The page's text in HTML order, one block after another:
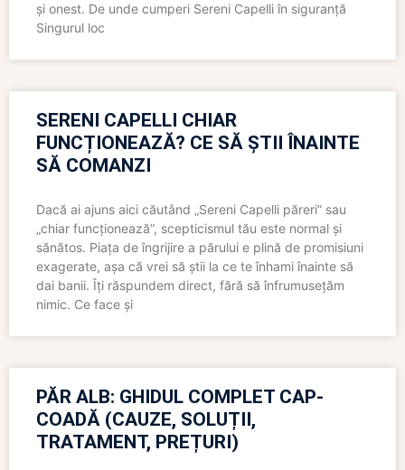
și onest. De unde cumperi Sereni Capelli în siguranță
Singurul loc
SERENI CAPELLI CHIAR
FUNCȚIONEAZĂ? CE SĂ ȘTII ÎNAINTE
SĂ COMANZI
Dacă ai ajuns aici căutând „Sereni Capelli păreri” sau
„chiar funcționează”, scepticismul tău este normal și
sănătos. Piața de îngrijire a părului e plină de promisiuni
exagerate, așa că vrei să știi la ce te înhami înainte să
dai banii. Îți răspundem direct, fără să înfrumusețăm
nimic. Ce face și
PĂR ALB: GHIDUL COMPLET CAP-
COADĂ (CAUZE, SOLUȚII,
TRATAMENT, PREȚURI)